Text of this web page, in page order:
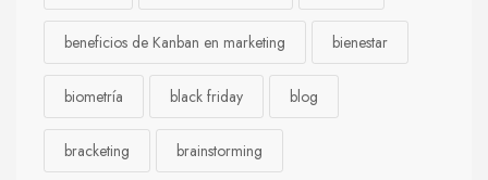
beneficios de Kanban en marketing bienestar
biometría black friday blog
bracketing brainstorming